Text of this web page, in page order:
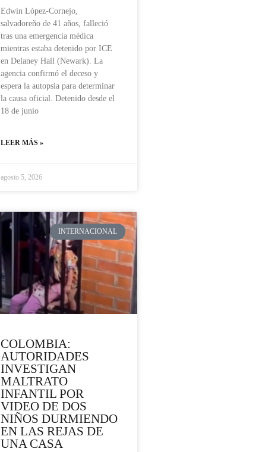
Edwin López-Cornejo,
salvadoreño de 41 años, falleció
tras una emergencia médica
mientras estaba detenido por ICE
en Delaney Hall (Newark). La
agencia confirmó el deceso y
espera la autopsia para determinar
la causa oficial. Detenido desde el
18 de junio
LEER MÁS »
agosto 5, 2026
INTERNACIONAL
COLOMBIA:
AUTORIDADES
INVESTIGAN
MALTRATO
INFANTIL POR
VIDEO DE DOS
NIÑOS DURMIENDO
EN LAS REJAS DE
UNA CASA